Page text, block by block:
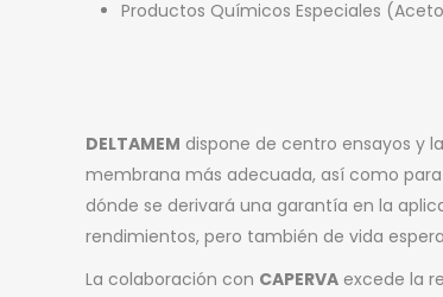
Productos Químicos Especiales
DELTAMEM dispone de centro ensayos y
membrana más adecuada, así como
dónde se derivará una garantía en la
rendimientos, pero también de vida
La colaboración con CAPERVA excede la